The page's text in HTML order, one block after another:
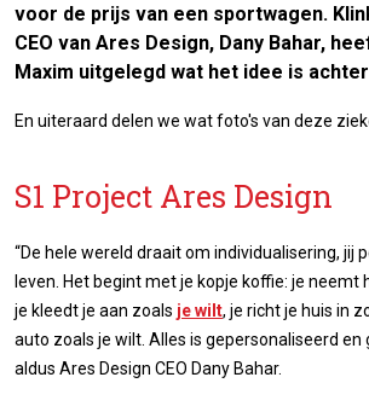
voor de prijs van een sportwagen.
CEO van Ares Design, Dany Bahar,
Maxim uitgelegd wat het idee is achter
En uiteraard delen we wat foto's van deze
S1 Project Ares Design
“De hele wereld draait om individualisering, jij
leven. Het begint met je kopje koffie: je neemt
je kleedt je aan zoals je wilt, je richt je huis in
auto zoals je wilt. Alles is gepersonaliseerd en
aldus Ares Design CEO Dany Bahar.